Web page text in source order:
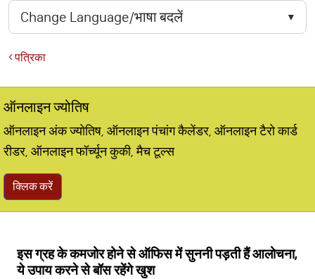
पत्रिका
ऑनलाइन ज्योतिष
ऑनलाइन अंक ज्योतिष, ऑनलाइन पंचांग कैलेंडर, ऑनलाइन टैरो कार्ड
रीडर, ऑनलाइन फॉर्च्यून कुकी, मैच टूल्स
क्लिक करें
इस ग्रह के कमजोर होने से ऑफिस में सुननी पड़ती हैं आलोचना,
ये उपाय करने से बॉस रहेंगे खुश